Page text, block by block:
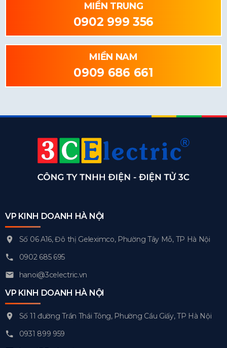
MIỀN TRUNG
0902 999 356
MIỀN NAM
0909 686 661
VP KINH DOANH HÀ NỘI
Số 06 A16, Đô thị Geleximco, Phường Tây Mỗ, TP Hà Nội
0902 685 695
hanoi@3celectric.vn
VP KINH DOANH HÀ NỘI
Số 11 đường Trần Thái Tông, Phường Cầu Giấy, TP Hà Nội
0931 899 959